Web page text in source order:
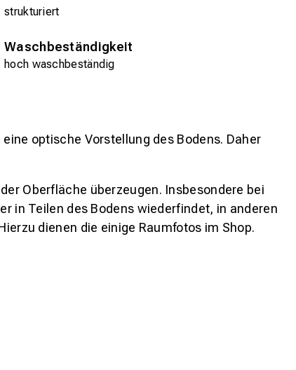
strukturiert
Waschbeständigkeit
hoch waschbeständig
optische Vorstellung des Bodens. Daher
Oberfläche überzeugen. Insbesondere bei
in Teilen des Bodens wiederfindet, in anderen
dienen die einige Raumfotos im Shop.